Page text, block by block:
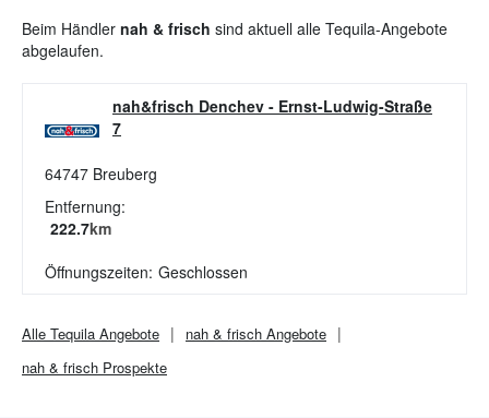
Beim Händler nah & frisch sind aktuell alle Tequila-Angebote
abgelaufen.
nah&frisch Denchev - Ernst-Ludwig-Straße
7
64747 Breuberg
Entfernung:
222.7km
Öffnungszeiten: Geschlossen
Alle Tequila Angebote nah & frisch Angebote
nah & frisch Prospekte